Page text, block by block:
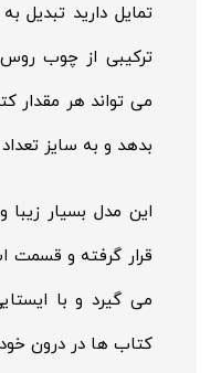
تمایل دارید تبدیل
ترکیبی از چوب
می تواند هر مقدار
بدهد و به سایز
این مدل بسیار
قرار گرفته و قسمت
می گیرد و با
کتاب ها در درون